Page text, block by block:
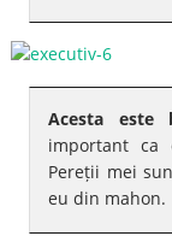
Acesta este
important ca
Pereții mei
eu din mahon.